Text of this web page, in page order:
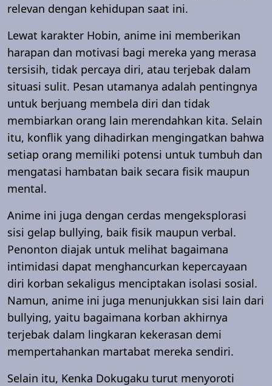
relevan dengan kehidupan saat ini.
Lewat karakter Hobin, anime ini memberikan
harapan dan motivasi bagi mereka yang merasa
tersisih, tidak percaya diri, atau terjebak dalam
situasi sulit. Pesan utamanya adalah pentingnya
untuk berjuang membela diri dan tidak
membiarkan orang lain merendahkan kita. Selain
itu, konflik yang dihadirkan mengingatkan bahwa
setiap orang memiliki potensi untuk tumbuh dan
mengatasi hambatan baik secara fisik maupun
mental.
Anime ini juga dengan cerdas mengeksplorasi
sisi gelap bullying, baik fisik maupun verbal.
Penonton diajak untuk melihat bagaimana
intimidasi dapat menghancurkan kepercayaan
diri korban sekaligus menciptakan isolasi sosial.
Namun, anime ini juga menunjukkan sisi lain dari
bullying, yaitu bagaimana korban akhirnya
terjebak dalam lingkaran kekerasan demi
mempertahankan martabat mereka sendiri.
Selain itu, Kenka Dokugaku turut menyoroti